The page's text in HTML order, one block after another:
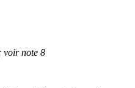
; voir note 8